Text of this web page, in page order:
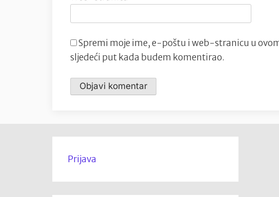
Spremi moje ime, e-poštu i web-stranicu u
sljedeći put kada budem komentirao.
Prijava